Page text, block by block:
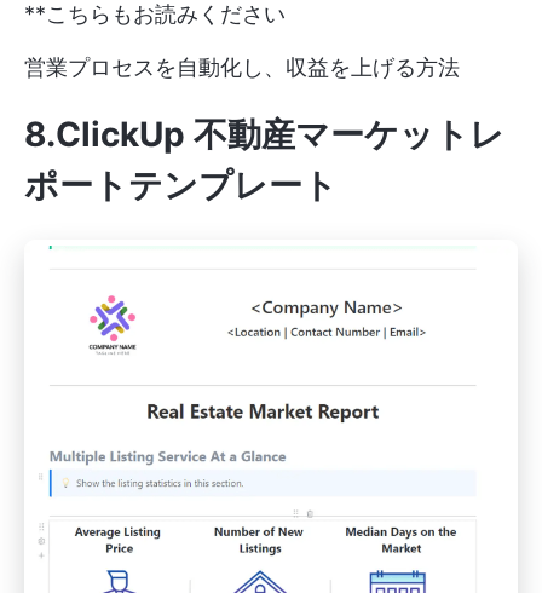
**こちらもお読みください
営業プロセスを自動化し、収益を上げる方法
8.ClickUp 不動産マーケットレ
ポートテンプレート